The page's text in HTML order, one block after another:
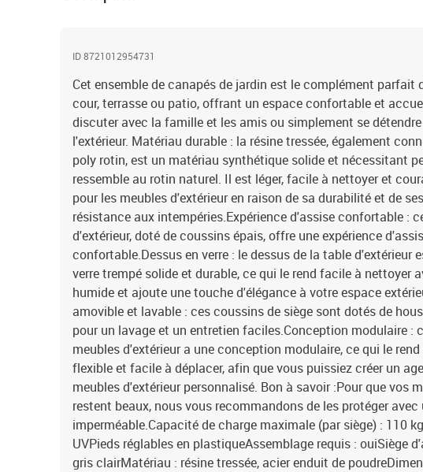
ID 8721012954731
Cet ensemble de canapés de jardin est le complément parfait
cour, terrasse ou patio, offrant un espace confortable et
discuter avec la famille et les amis ou simplement se
l'extérieur. Matériau durable : la résine tressée, également
poly rotin, est un matériau synthétique solide et nécessitant
ressemble au rotin naturel. Il est léger, facile à nettoyer et
pour les meubles d'extérieur en raison de sa durabilité et de
résistance aux intempéries.Expérience d'assise confortable :
d'extérieur, doté de coussins épais, offre une expérience
confortable.Dessus en verre : le dessus de la table d'extérieur
verre trempé solide et durable, ce qui le rend facile à nettoyer
humide et ajoute une touche d'élégance à votre espace
amovible et lavable : ces coussins de siège sont dotés de
pour un lavage et un entretien faciles.Conception modulaire :
meubles d'extérieur a une conception modulaire, ce qui le
flexible et facile à déplacer, afin que vous puissiez créer un
meubles d'extérieur personnalisé. Bon à savoir :Pour que vos
restent beaux, nous vous recommandons de les protéger avec
imperméable.Capacité de charge maximale (par siège) : 110
UVPieds réglables en plastiqueAssemblage requis : ouiSiège
gris clairMatériau : résine tressée, acier enduit de